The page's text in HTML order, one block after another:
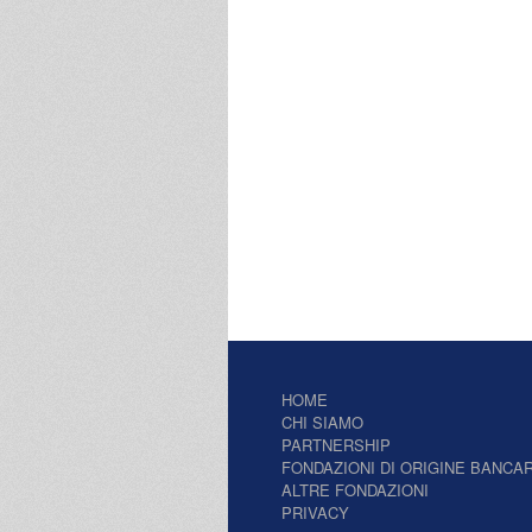
HOME
CHI SIAMO
PARTNERSHIP
FONDAZIONI DI ORIGINE
ALTRE FONDAZIONI
PRIVACY